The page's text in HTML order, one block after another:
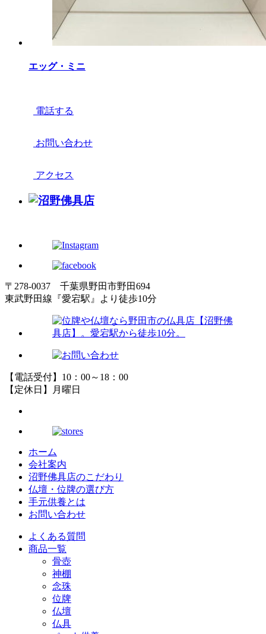
エッグ・ミニ
電話する
お問い合わせ
アクセス
〒278-0037 千葉県野田市野田694
東武野田線『愛宕駅』より徒歩10分
【電話受付】10：00～18：00
【定休日】月曜日
ホーム
会社案内
沼野佛具店のこだわり
仏壇・位牌の選び方
手元供養とは
お問い合わせ
よくある質問
商品一覧
骨壺
神棚
念珠
位牌
仏壇
仏具